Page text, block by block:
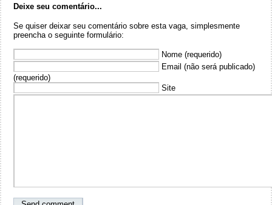
Deixe seu comentário...
Se quiser deixar seu comentário sobre esta vaga, simplesmente
preencha o seguinte formulário:
Nome (requerido)
Email (não será publicado)
(requerido)
Site